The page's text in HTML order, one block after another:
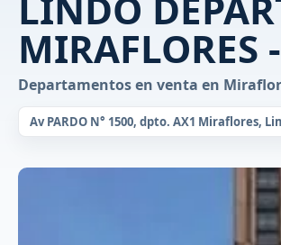
MIRAFLORES
Departamentos en venta en
Av PARDO N° 1500, dpto. AX1 Miraflores,